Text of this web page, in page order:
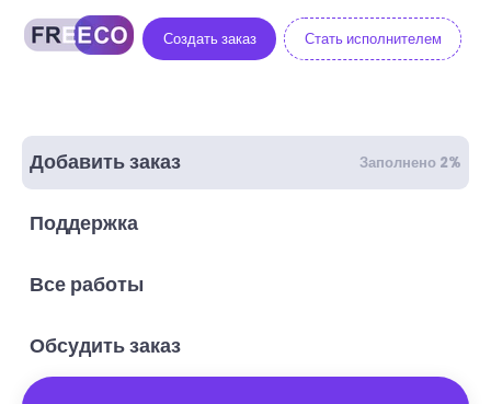
Создать заказ Стать исполнителем
Добавить заказ Заполнено 2%
Поддержка
Все работы
Обсудить заказ